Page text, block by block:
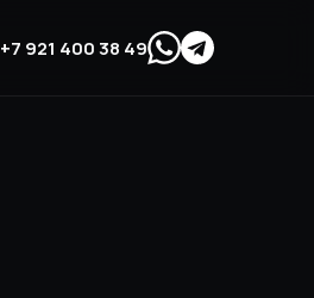
+7 921 400 38 49